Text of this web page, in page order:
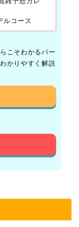
ルコース
こそわかるパー
かりやすく解説